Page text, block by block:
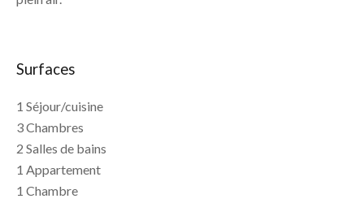
Surfaces
1 Séjour/cuisine
3 Chambres
2 Salles de bains
1 Appartement
1 Chambre